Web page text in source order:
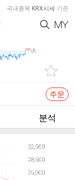
국내종목 KRX시세 기준
주문
분석